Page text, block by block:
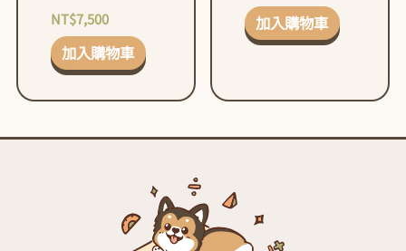
NT$7,500
加入購物車
加入購物車